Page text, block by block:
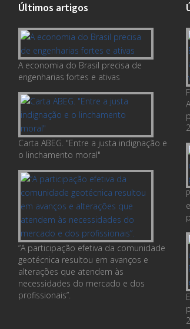
Últimos artigos
A economia do Brasil precisa de
engenharias fortes e ativas
Carta ABEG. "Entre a justa indignação e
o linchamento moral"
“A participação efetiva da comunidade
geotécnica resultou em avanços e
alterações que atendem às
necessidades do mercado e dos
profissionais”.